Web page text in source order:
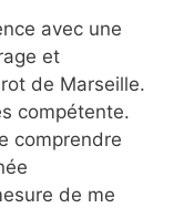
avec une
et
de Marseille.
compétente.
comprendre
de me